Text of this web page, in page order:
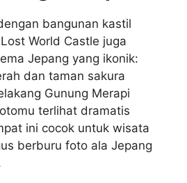
bangunan kastil
World Castle juga
Jepang yang ikonik:
dan taman sakura
Gunung Merapi
terlihat dramatis
ini cocok untuk wisata
berburu foto ala Jepang